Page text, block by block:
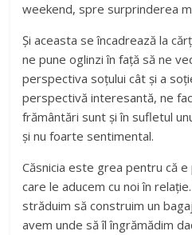
weekend, spre surprinderea
Și aceasta se încadrează la
ne pune oglinzi în față să ne
perspectiva soțului cât și a
perspectivă interesantă, ne
frământări sunt și în sufletul
și nu foarte sentimental.
Căsnicia este grea pentru că
care le aducem cu noi în
străduim să construim un
avem unde să îl îngrămădim